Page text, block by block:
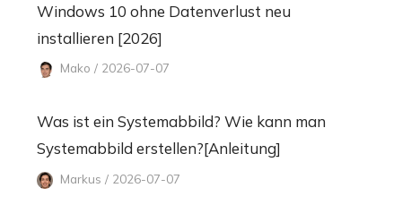
Windows 10 ohne Datenverlust neu
installieren [2026]
Mako / 2026-07-07
Was ist ein Systemabbild? Wie kann man
Systemabbild erstellen?[Anleitung]
Markus / 2026-07-07